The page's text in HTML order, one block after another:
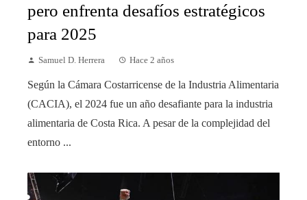
pero enfrenta desafíos estratégicos
para 2025
Samuel D. Herrera Hace 2 años
Según la Cámara Costarricense de la Industria Alimentaria
(CACIA), el 2024 fue un año desafiante para la industria
alimentaria de Costa Rica. A pesar de la complejidad del
entorno ...